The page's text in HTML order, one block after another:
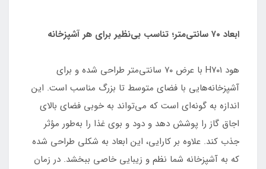
ابعاد ۷۰ سانتی‌متر؛ تناسب بی‌نظیر برای هر آشپزخانه
هود H۷۰۱ با عرض ۷۰ سانتی‌متر طراحی شده و برای
آشپزخانه‌هایی با فضای متوسط تا بزرگ مناسب است. این
اندازه به گونه‌ای است که می‌تواند به خوبی فضای بالای
اجاق گاز را پوشش دهد و دود و بوی غذا را به‌طور مؤثر
جذب کند. علاوه بر کارایی، این ابعاد به شکلی طراحی شده
که به آشپزخانه شما نظم و زیبایی خاصی ببخشد. در زمان